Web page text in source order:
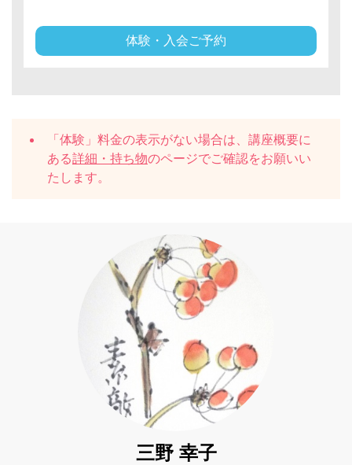
体験・入会ご予約
「体験」料金の表示がない場合は、講座概要に
ある詳細・持ち物のページでご確認をお願いい
たします。
三野 幸子